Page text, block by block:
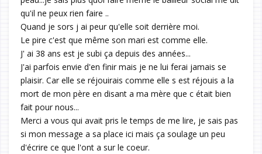
qu'il ne peux rien faire ..
Quand je sors j ai peur qu'elle soit derrière moi.
Le pire c'est que même son mari est comme elle.
J' ai 38 ans est je subi ça depuis des années...
J'ai parfois envie d'en finir mais je ne lui ferai jamais se
plaisir. Car elle se réjouirais comme elle s est réjouis a la
mort de mon père en disant a ma mère que c était bien
fait pour nous...
Merci a vous qui avait pris le temps de me lire, je sais pas
si mon message a sa place ici mais ça soulage un peu
d'écrire ce que l'ont a sur le coeur.